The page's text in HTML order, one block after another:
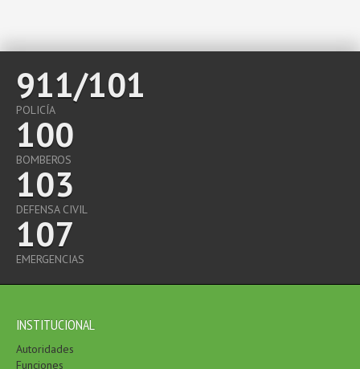
911/101
POLICÍA
100
BOMBEROS
103
DEFENSA CIVIL
107
EMERGENCIAS
INSTITUCIONAL
Autoridades
Funciones